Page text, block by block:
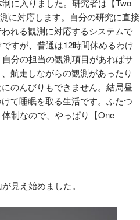
に入りました。研究者は【Two
に対応します。自分の研究に直接
れる観測に対応するシステムで
すが、普通は12時間休めるわけ
分の担当の観測項目があればサ
航走しながらの観測があったり
のんびりもできません。結局昼
て睡眠を取る生活です。ふたつ
制なので、やっぱり【One
見え始めました。